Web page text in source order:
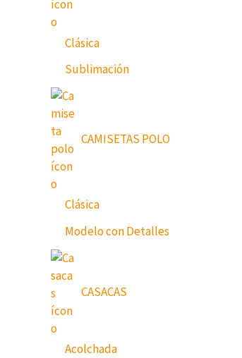
Clásica
Sublimación
CAMISETAS POLO
Clásica
Modelo con Detalles
CASACAS
Acolchada